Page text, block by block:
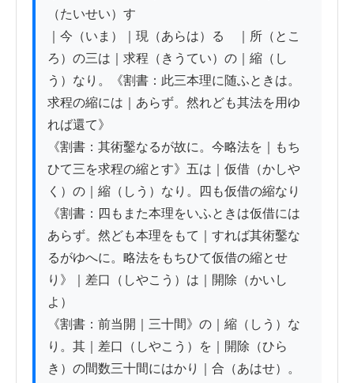
（たいせい）す
｜今（いま）｜現（あらは）るゝ｜所（とこ
ろ）の三は｜求程（きうてい）の｜縮（し
う）なり。《割書：此三本理に随ふときは。
求程の縮には｜あらず。然れども其法を用ゆ
れば還て》
《割書：其術鑿なるが故に。今略法を｜もち
ひて三を求程の縮とす》五は｜仮借（かしや
く）の｜縮（しう）なり。四も仮借の縮なり
《割書：四もまた本理をいふときは仮借には
あらず。然ども本理をもて｜すれば其術鑿な
るがゆへに。略法をもちひて仮借の縮とせ
り》｜差口（しやこう）は｜開除（かいし
よ）
《割書：前当開｜三十間》の｜縮（しう）な
り。其｜差口（しやこう）を｜開除（ひら
き）の間数三十間にはかり｜合（あはせ）。